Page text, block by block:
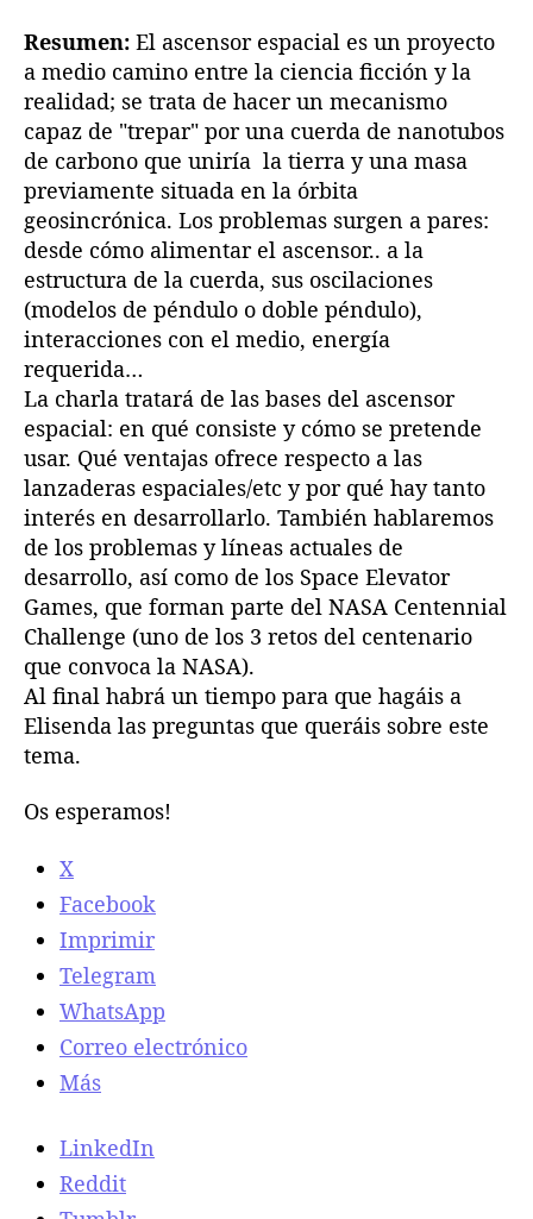
Resumen: El ascensor espacial es un proyecto
a medio camino entre la ciencia ficción y la
realidad; se trata de hacer un mecanismo
capaz de "trepar" por una cuerda de nanotubos
de carbono que uniría la tierra y una masa
previamente situada en la órbita
geosincrónica. Los problemas surgen a pares:
desde cómo alimentar el ascensor.. a la
estructura de la cuerda, sus oscilaciones
(modelos de péndulo o doble péndulo),
interacciones con el medio, energía
requerida…
La charla tratará de las bases del ascensor
espacial: en qué consiste y cómo se pretende
usar. Qué ventajas ofrece respecto a las
lanzaderas espaciales/etc y por qué hay tanto
interés en desarrollarlo. También hablaremos
de los problemas y líneas actuales de
desarrollo, así como de los Space Elevator
Games, que forman parte del NASA Centennial
Challenge (uno de los 3 retos del centenario
que convoca la NASA).
Al final habrá un tiempo para que hagáis a
Elisenda las preguntas que queráis sobre este
tema.
Os esperamos!
X
Facebook
Imprimir
Telegram
WhatsApp
Correo electrónico
Más
LinkedIn
Reddit